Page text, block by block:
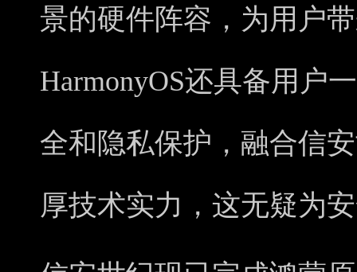
景的硬件阵容，为用户
HarmonyOS还具备用户
全和隐私保护，融合信
厚技术实力，这无疑为